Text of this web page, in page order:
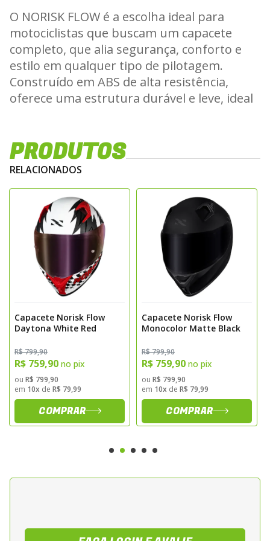
O NORISK FLOW é a escolha ideal para
motociclistas que buscam um capacete
completo, que alia segurança, conforto e
estilo em qualquer tipo de pilotagem.
Construído em ABS de alta resistência,
oferece uma estrutura durável e leve, ideal
Seu design é marcado por um spoiler
traseiro integrado, que melhora a
estabilidade em altas velocidades e confere
ao capacete um visual esportivo e
agressivo.
Ventilação Eficiente e Conforto
Interno
O sistema de ventilação do NORISK FLOW foi
projetado para facilitar o uso mesmo com
ar estrategicamente posicionadas e
conectadas ao EPS de múltiplas densidades.
Esse sistema garante um fluxo de ar
constante e eficiente, mantendo o interior
do capacete fresco e ventilado em qualquer
A forração interna Extra Comfort é
confeccionada com tecido antialérgico,
PRODUTOS
RELACIONADOS
Capacete Norisk Flow
Daytona White Red
R$ 799,90
R$ 759,90 no pix
ou R$ 799,90
em 10x de R$ 79,99
COMPRAR
Capacete Norisk Flow
Monocolor Matte Black
R$ 799,90
R$ 759,90 no pix
ou R$ 799,90
em 10x de R$ 79,99
COMPRAR